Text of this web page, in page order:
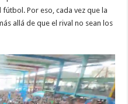
Por eso, cada vez que la
allá de que el rival no sean los